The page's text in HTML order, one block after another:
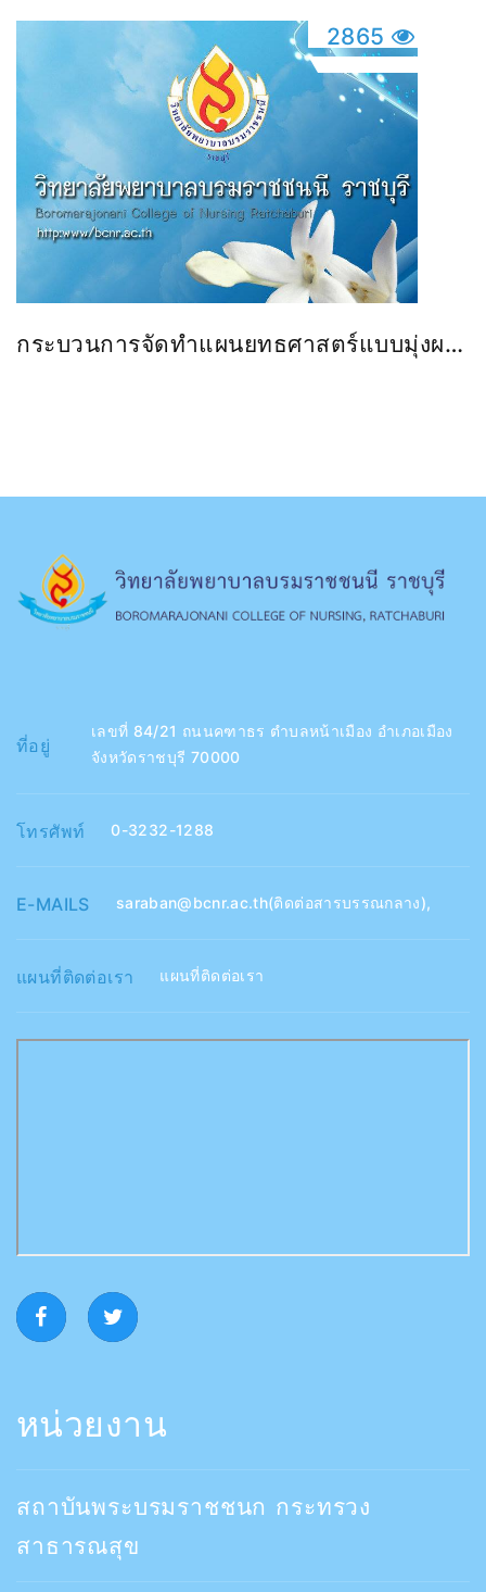
2865
กระบวนการจัดทำแผนยทธศาสตร์แบบมุ่งผล
ที่อยู่
เลขที่ 84/21 ถนนคฑาธร ตำบลหน้าเมือง อำเภอเมือง
จังหวัดราชบุรี 70000
โทรศัพท์ 0-3232-1288
E-MAILS saraban@bcnr.ac.th(ติดต่อสารบรรณกลาง),
แผนที่ติดต่อเรา แผนที่ติดต่อเรา
หน่วยงาน
สถาบันพระบรมราชชนก กระทรวง
สาธารณสุข